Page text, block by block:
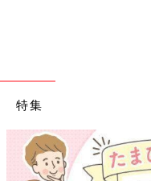
特集
【ワク